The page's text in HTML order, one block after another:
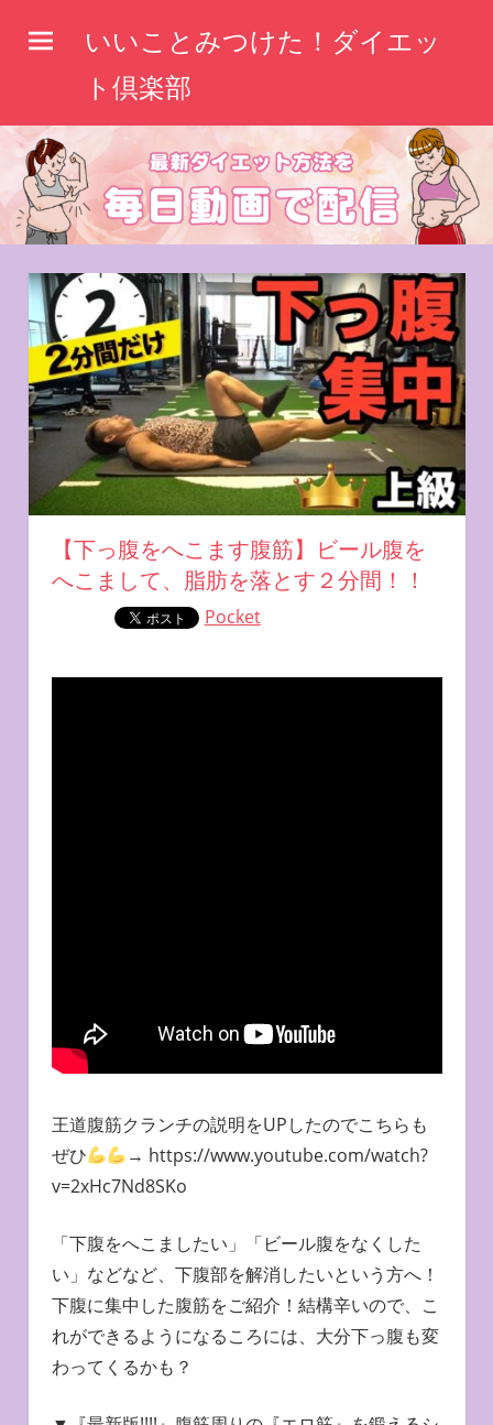
ス
キ
いいことみつけた！ダイエッ
ト倶楽部
【下っ腹をへこます腹筋】ビール腹を
へこまして、脂肪を落とす２分間！！
Pocket
王道腹筋クランチの説明をUPしたのでこちらも
ぜひ
→ https://www.youtube.com/watch?
v=2xHc7Nd8SKo
「下腹をへこましたい」「ビール腹をなくした
い」などなど、下腹部を解消したいという方へ！
下腹に集中した腹筋をご紹介！結構辛いので、こ
れができるようになるころには、大分下っ腹も変
わってくるかも？